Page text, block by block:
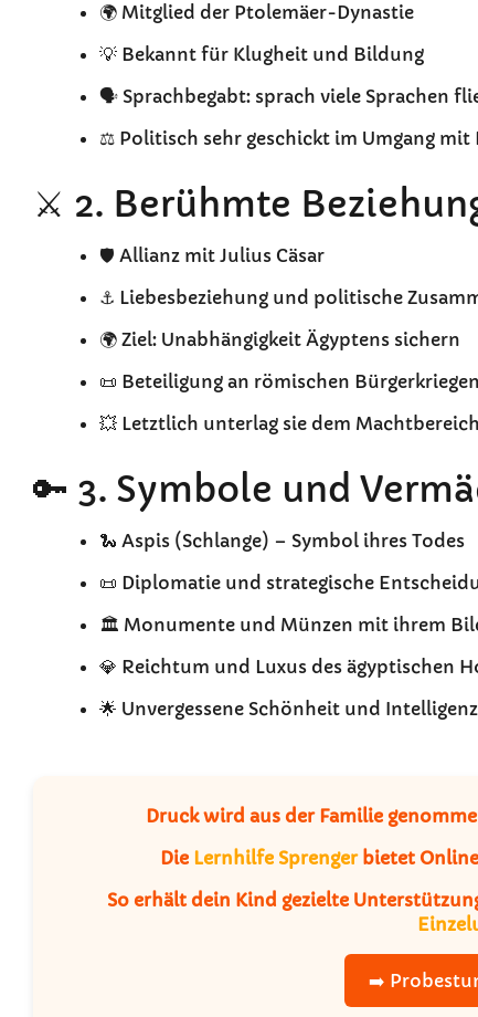
🌍 Mitglied der Ptolemäer-Dynastie
💡 Bekannt für Klugheit und Bildung
🗣️ Sprachbegabt: sprach viele Sprachen
⚖️ Politisch sehr geschickt im Umgang mit
⚔️ 2. Berühmte
🛡️ Allianz mit Julius Cäsar
⚓ Liebesbeziehung und politische
🌍 Ziel: Unabhängigkeit Ägyptens sichern
📜 Beteiligung an römischen Bürgerkriegen
💥 Letztlich unterlag sie dem
🔑 3. Symbole und
🐍 Aspis (Schlange) – Symbol ihres Todes
📜 Diplomatie und strategische
🏛️ Monumente und Münzen mit ihrem
💎 Reichtum und Luxus des ägyptischen
🌟 Unvergessene Schönheit und Intelligenz
Druck wird aus der Familie
Die Lernhilfe Sprengerbietet
So erhält dein Kind gezielte
➡️